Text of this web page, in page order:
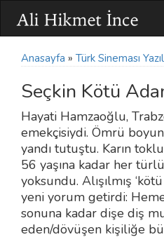
Anasayfa » Türk Sineması
Seçkin Kötü
Hayati Hamzaoğlu,
emekçisiydi. Ömrü
yandı tutuştu. Karın
56 yaşına kadar her
yoksundu. Alışılmış
yeni yorum getirdi:
sonuna kadar dişe diş
eden/dövüşen kişiliğe